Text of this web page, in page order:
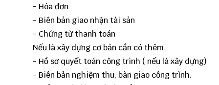
- Hóa đơn
- Biên bản giao nhận tài sản
- Chứng từ thanh toán
Nếu là xây dựng cơ bản cần có thêm
- Hồ sơ quyết toán công trình ( nếu là xây dựng)
- Biên bản nghiệm thu, bàn giao công trình.